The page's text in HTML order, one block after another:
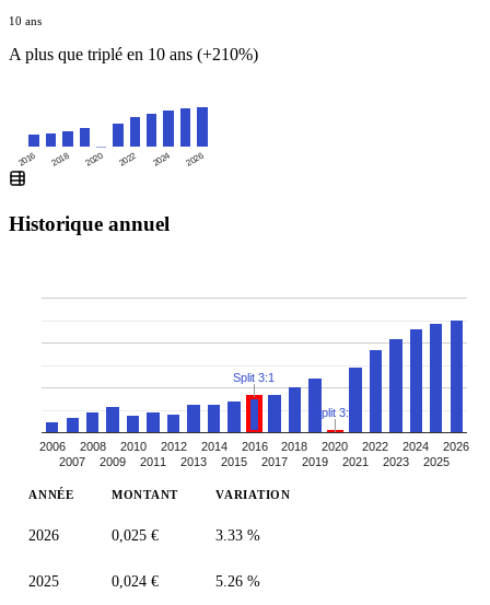
10 ans
A plus que triplé en 10 ans (+210%)
2016 2018 2020 2022 2024 2026
Historique annuel
2006
2007
2008
2009
2010
2011
2012
2013
2014
2015
2016
2017
2018
2019
2020
2021
2022
2023
2024
2025
2026
Split 3:1
Split 3:1
ANNÉE MONTANT VARIATION
2026 0,025 € 3.33 %
2025 0,024 € 5.26 %